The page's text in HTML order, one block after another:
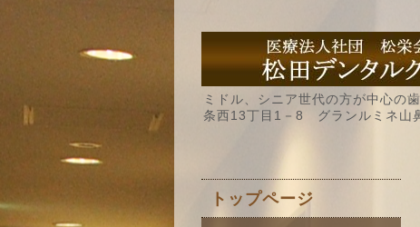
ミドル、シニア世代の方が中心の
条西13丁目1－8 グランルミネ山
トップページ